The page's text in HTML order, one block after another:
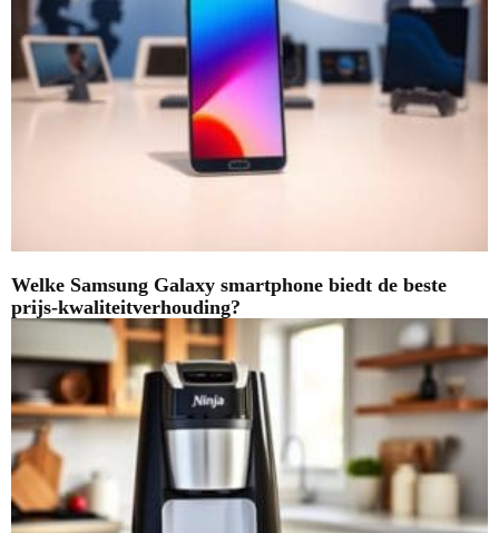
Welke Samsung Galaxy smartphone biedt de beste
prijs-kwaliteitverhouding?